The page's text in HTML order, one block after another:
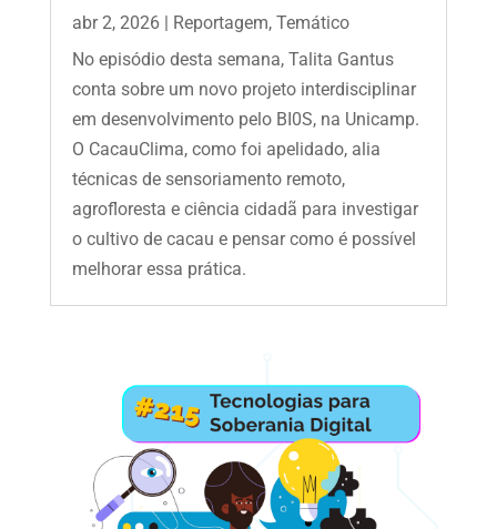
abr 2, 2026| Reportagem, Temático
No episódio desta semana, Talita Gantus
conta sobre um novo projeto interdisciplinar
em desenvolvimento pelo BI0S, na Unicamp.
O CacauClima, como foi apelidado, alia
técnicas de sensoriamento remoto,
agrofloresta e ciência cidadã para investigar
o cultivo de cacau e pensar como é possível
melhorar essa prática.